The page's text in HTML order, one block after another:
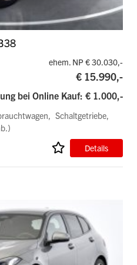
ehem. NP € 30.030,-
€ 15.990,-
bei Online Kauf: € 1.000,-
Schaltgetriebe
Details